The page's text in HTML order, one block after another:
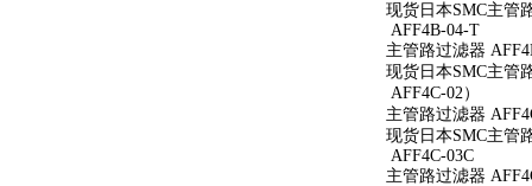
现货日本SMC主管
AFF4B-04-T
主管路过滤器
现货日本SMC主管
AFF4C-02）
主管路过滤器
现货日本SMC主管
AFF4C-03C
主管路过滤器